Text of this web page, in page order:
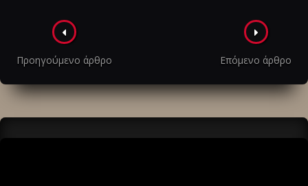
Πλοήγηση
στα
άρθρα
Προηγούμενο άρθρο Επόμενο άρθρο